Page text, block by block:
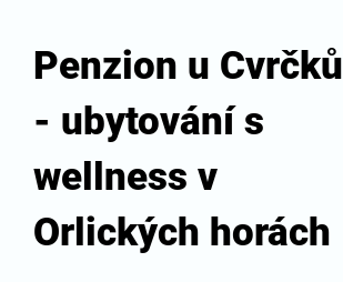
Penzion u Cvrčků
- ubytování s
wellness v
Orlických horách